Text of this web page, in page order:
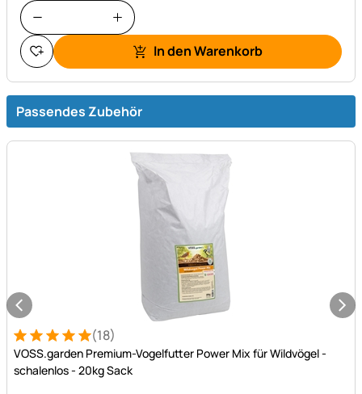
In den Warenkorb
Passendes Zubehör
Bewertung: 5 von 5 (18 Bewertungen)
18 Bewertungen
(18)
VOSS.garden Premium-Vogelfutter Power Mix für Wildvögel -
schalenlos - 20kg Sack